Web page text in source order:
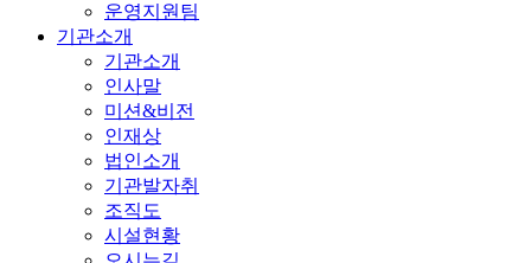
운영지원팀
기관소개
기관소개
인사말
미션&비전
인재상
법인소개
기관발자취
조직도
시설현황